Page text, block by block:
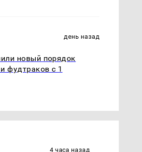
день назад
новый порядок
фудтраков с 1
4 часа назад